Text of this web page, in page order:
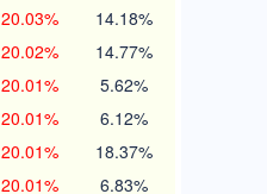
20.03% 14.18%
20.02% 14.77%
20.01% 5.62%
20.01% 6.12%
20.01% 18.37%
20.01% 6.83%